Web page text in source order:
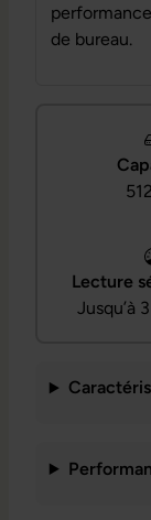
de bureau.
Lecture
Jusqu’à